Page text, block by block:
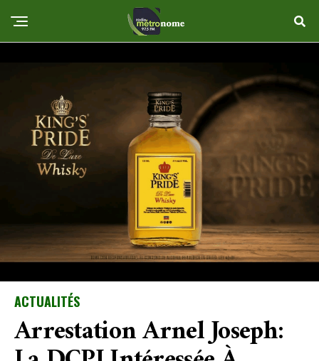
ACTUALITÉS
Arrestation Arnel Joseph: